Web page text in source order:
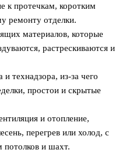
к протечкам, коротким
ремонту отделки.
материалов, которые
растрескиваются и
технадзора, из-за чего
простои и скрытые
и отопление,
перегрев или холод, с
и шахт.